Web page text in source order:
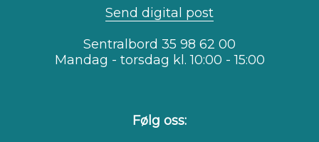
Send digital post
Sentralbord 35 98 62 00
Mandag - torsdag kl. 10:00 - 15:00
Følg oss: